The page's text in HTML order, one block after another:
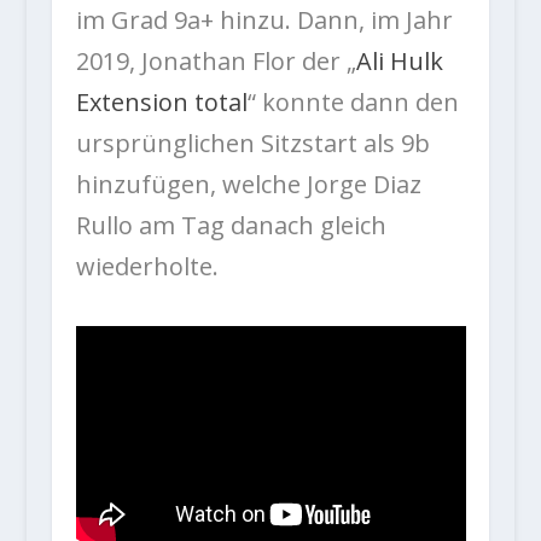
im Grad 9a+ hinzu. Dann, im Jahr
2019, Jonathan Flor der „Ali Hulk
Extension total“ konnte dann den
ursprünglichen Sitzstart als 9b
hinzufügen, welche Jorge Diaz
Rullo am Tag danach gleich
wiederholte.